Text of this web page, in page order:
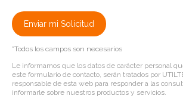
*Todos los campos son necesarios
Le informamos que los datos de carácter personal
este formulario de contacto, serán tratados por
responsable de esta web para responder a las
informarle sobre nuestros productos y servicios.